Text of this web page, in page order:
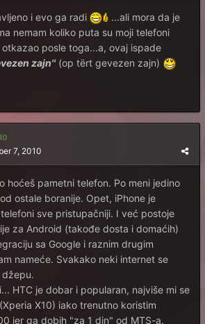
i evo ga radi
...ali mora da je
nemam koliko puta su moji telefoni
posle toga...a, ovaj ispade
zajn'' (op tërt gevezen zajn)
7, 2010
hoćeš pametni telefon. Po meni jedino
ostale boranije. Opet, iPhone je
sve pristupačniji. I već postoje
za Android (takođe dosta i domaćih)
sa Google i raznim drugim
nameće. Svakako neki internet se
džepu.
HTC je dobar i popularan, najviše mi se
X10) iako trenutno koristim
jer ga dobih "za 1 din" od MTS-a.